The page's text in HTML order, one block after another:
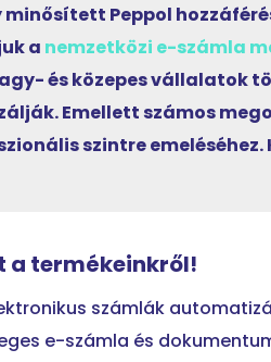
Peppol
a nemzetközi e-számla
és közepes vállalatok
Emellett számos
szintre
a termékeinkről!
számlák
e-számla és